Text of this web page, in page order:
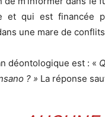
et qui est financée
une mare de
déontologique est : «
? » La réponse